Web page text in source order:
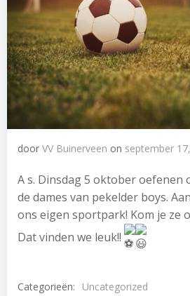
door VV Buinerveen on september
A s. Dinsdag 5 oktober oefenen
de dames van pekelder boys.
ons eigen sportpark! Kom je ze
Dat vinden we leuk!!
Categorieën: Uncategorized